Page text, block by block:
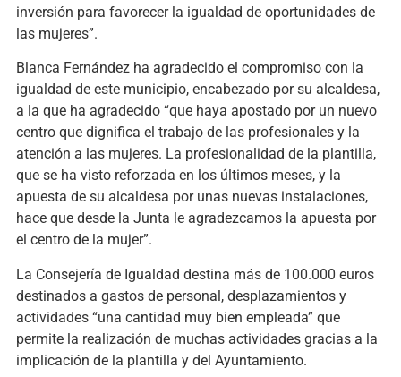
inversión para favorecer la igualdad de oportunidades de
las mujeres”.
Blanca Fernández ha agradecido el compromiso con la
igualdad de este municipio, encabezado por su alcaldesa,
a la que ha agradecido “que haya apostado por un nuevo
centro que dignifica el trabajo de las profesionales y la
atención a las mujeres. La profesionalidad de la plantilla,
que se ha visto reforzada en los últimos meses, y la
apuesta de su alcaldesa por unas nuevas instalaciones,
hace que desde la Junta le agradezcamos la apuesta por
el centro de la mujer”.
La Consejería de Igualdad destina más de 100.000 euros
destinados a gastos de personal, desplazamientos y
actividades “una cantidad muy bien empleada” que
permite la realización de muchas actividades gracias a la
implicación de la plantilla y del Ayuntamiento.